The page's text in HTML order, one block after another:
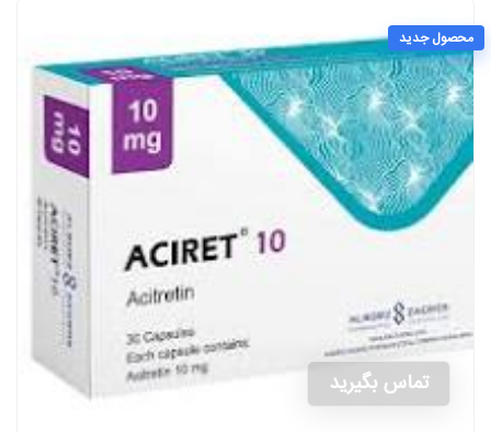
محصول جدید
تماس بگیرید